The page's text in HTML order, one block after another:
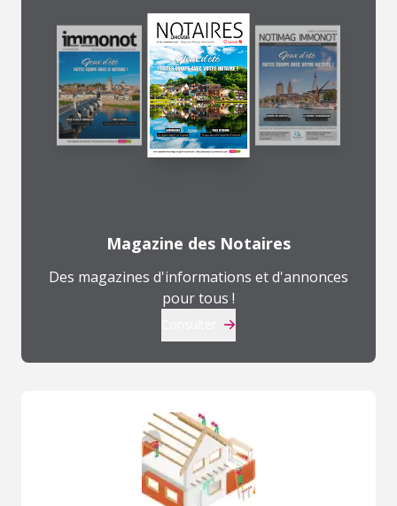
Magazine des Notaires
Des magazines d'informations et d'annonces
pour tous !